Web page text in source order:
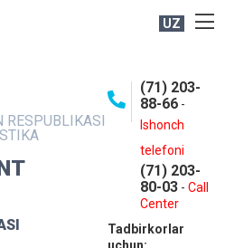
UZ
RESPUBLIKASI
(71) 203-
88-66 -
Ishonch
telefoni
(71) 203-
80-03 - Call
Center
Tadbirkorlar
XIZMATLAR
XIZMATI